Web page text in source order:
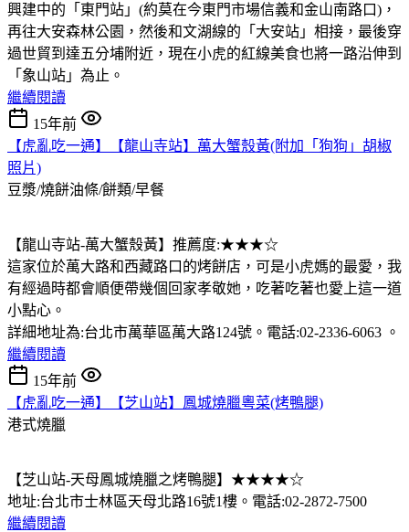
興建中的「東門站」(約莫在今東門市場信義和金山南路口)，
再往大安森林公園，然後和文湖線的「大安站」相接，最後穿
過世貿到達五分埔附近，現在小虎的紅線美食也將一路沿伸到
「象山站」為止。
繼續閱讀
15年前
【虎亂吃一通】【龍山寺站】萬大蟹殼黃(附加「狗狗」胡椒
照片)
豆漿/燒餅油條/餅類/早餐
【龍山寺站-萬大蟹殼黃】推薦度:★★★☆
這家位於萬大路和西藏路口的烤餅店，可是小虎媽的最愛，我
有經過時都會順便帶幾個回家孝敬她，吃著吃著也愛上這一道
小點心。
詳細地址為:台北市萬華區萬大路124號。電話:02-2336-6063 。
繼續閱讀
15年前
【虎亂吃一通】【芝山站】鳳城燒臘粵菜(烤鴨腿)
港式燒臘
【芝山站-天母鳳城燒臘之烤鴨腿】★★★★☆
地址:台北市士林區天母北路16號1樓。電話:02-2872-7500
繼續閱讀